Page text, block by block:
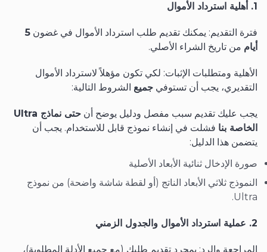
1. أهلية استرداد الأموال
فترة التقديم: يمكنك تقديم طلب استرداد الأموال في غضون 5
أيام من تاريخ الشراء الأصلي.
الأهلية ومتطلبات الإثبات: لكي تكون مؤهلاً لاسترداد الأموال
التقديري، يجب أن تستوفي جميع الشروط التالية:
يجب عليك تقديم سبب مفصل ودليل يوضح أن
حتى نماذج Ultra
الخاصة بنا فشلت في إنشاء نموذج قابل للاستخدام. يجب أن
يتضمن هذا الدليل:
صورة الإدخال ثنائية الأبعاد الأصلية
النموذج ثلاثي الأبعاد الناتج (أو لقطة شاشة واضحة) من نموذج
Ultra.
2. عملية استرداد الأموال والجدول الزمني
المراجعة والرد: بمجرد تقديم طلبك (مع جميع الأدلة المطلوبة)،